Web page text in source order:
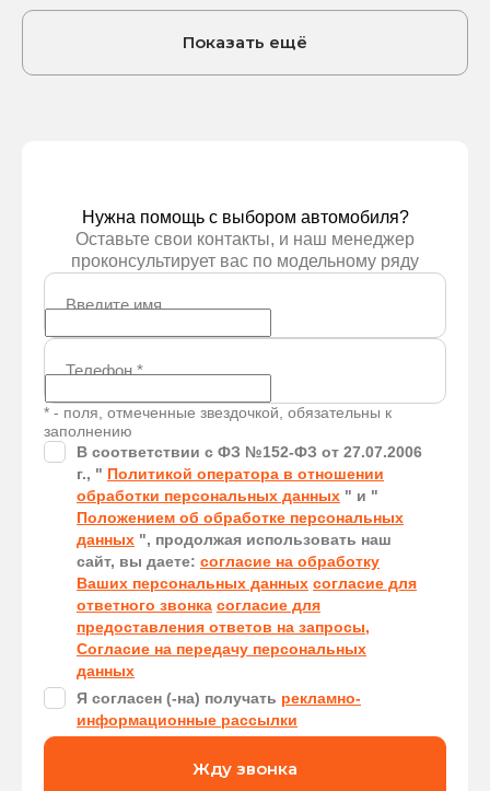
Показать ещё
Нужна помощь с выбором автомобиля?
Оставьте свои контакты, и наш менеджер
проконсультирует вас по модельному ряду
Введите имя
Телефон*
* - поля, отмеченные звездочкой, обязательны к
заполнению
В соответствии с ФЗ №152-ФЗ от 27.07.2006
г., " Политикой оператора в отношении
обработки персональных данных " и "
Положением об обработке персональных
данных ", продолжая использовать наш
сайт, вы даете: согласие на обработку
Ваших персональных данных согласие для
ответного звонка согласие для
предоставления ответов на запросы,
Согласие на передачу персональных
данных
Я согласен (-на) получать рекламно-
информационные рассылки
Жду звонка